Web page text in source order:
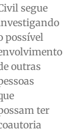
segue
possível
outras
ter